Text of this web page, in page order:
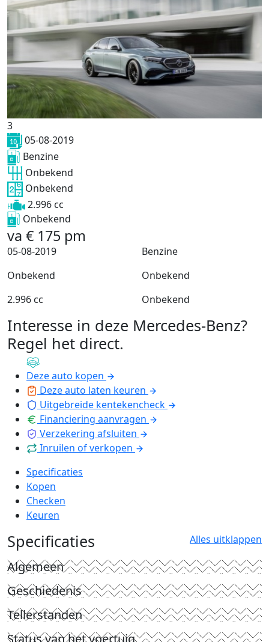
3
05-08-2019
Benzine
Onbekend
Onbekend
2.996 cc
Onbekend
va € 175 pm
05-08-2019
Benzine
Onbekend
Onbekend
2.996 cc
Onbekend
Interesse in deze Mercedes-Benz?
Regel het direct.
Deze auto kopen
Deze auto laten keuren
Uitgebreide kentekencheck
Financiering aanvragen
Verzekering afsluiten
Inruilen of verkopen
Specificaties
Kopen
Checken
Keuren
Specificaties Alles uitklappen
Algemeen
Geschiedenis
Tellerstanden
Status van het voertuig